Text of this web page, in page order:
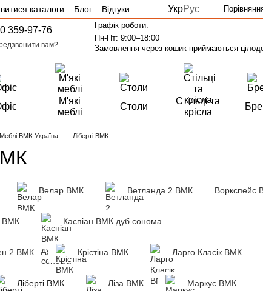
каталоги Блог
Відгуки
УкрРус
359-97-76
вам?
Графік роботи:
Пн-Пт: 9:00–18:00
Замовлення через кошик приймаються
М'які
меблі
Столи
Стільці та
крісла
Меблі ВМК-Україна Ліберті ВМК
Велар ВМК Ветланда 2 ВМК Воркспейс
ВМК Каспіан ВМК дуб сонома
2 ВМК Крістіна ВМК Ларго Класік ВМК
Ліберті ВМК Ліза ВМК Маркус ВМК